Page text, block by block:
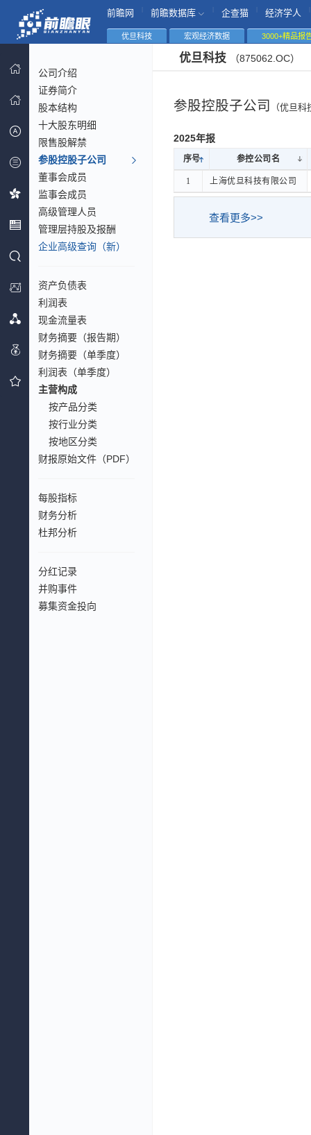
前瞻网 前瞻数据库 企查猫 经济学人
优旦科技 宏观经济数据 3000+精品报
公司介绍
证券简介
股本结构
十大股东明细
限售股解禁
参股控股子公司
董事会成员
监事会成员
高级管理人员
管理层持股及报酬
企业高级查询（新）
资产负债表
利润表
现金流量表
财务摘要（报告期）
财务摘要（单季度）
利润表（单季度）
主营构成
按产品分类
按行业分类
按地区分类
财报原始文件（PDF）
每股指标
财务分析
杜邦分析
分红记录
并购事件
募集资金投向
优旦科技 （875062.OC）
参股控股子公司 （优旦科
2025年报
序号
参控公司名
序号
参控公司名
1 上海优旦科技有限公司
序号 参控公司名
1 上海优旦科技有限公司
查看更多>>